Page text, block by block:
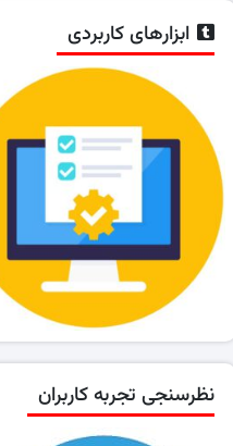
ابزارهای کاربردی
نظرسنجی تجربه کاربران